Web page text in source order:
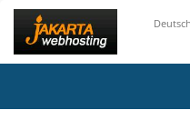
Deutsch